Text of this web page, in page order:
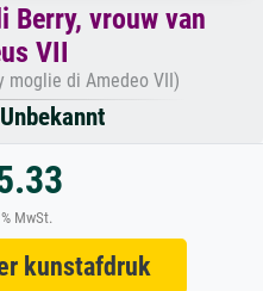
Berry, vrouw van
VII
moglie di Amedeo VII)
MwSt.
kunstafdruk